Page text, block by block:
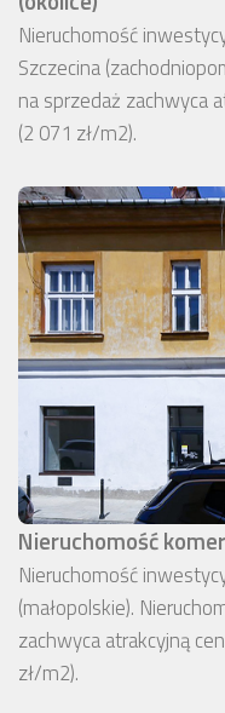
Nieruchomość
Szczecina
na sprzedaż zachwyca
(2 071 zł/m2).
Nieruchomość
Nieruchomość
(małopolskie).
zachwyca atrakcyjną
zł/m2).